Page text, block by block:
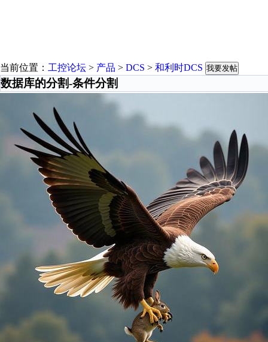
当前位置： 工控论坛 > 产品 > DCS > 和利时DCS 我要发帖
数据库的分割-条件分割